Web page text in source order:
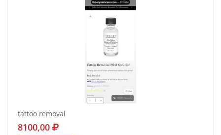
tattoo removal
8100,00